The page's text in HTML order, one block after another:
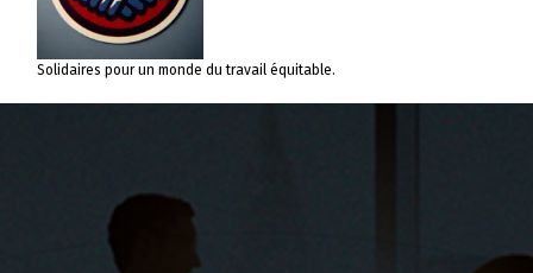
Solidaires pour un monde du travail équitable.